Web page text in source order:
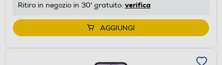
Ritiro in negozio in 30' gratuito: verifica
AGGIUNGI